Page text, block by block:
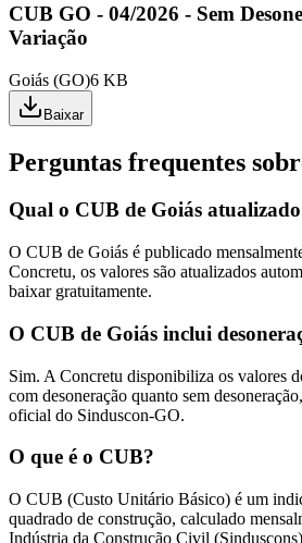
CUB GO - 04/2026 - Sem
Variação
Goiás (GO)6 KB
Baixar
Perguntas frequentes
Qual o CUB de Goiás
O CUB de Goiás é publicado
Concretu, os valores são atualizados
baixar gratuitamente.
O CUB de Goiás inclui
Sim. A Concretu disponibiliza os valores
com desoneração quanto sem
oficial do Sinduscon-GO.
O que é o CUB?
O CUB (Custo Unitário Básico) é um
quadrado de construção, calculado
Indústria da Construção Civil